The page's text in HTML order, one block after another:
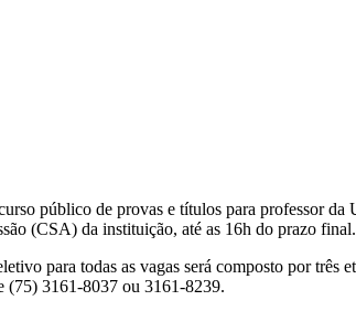
público de provas e títulos para professor
(CSA) da instituição, até as 16h do prazo final.
para todas as vagas será composto por
(75) 3161-8037 ou 3161-8239.